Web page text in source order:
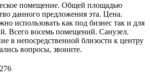
помещение. Общей площадью
данного предложения эта. Цена.
использовать как под бизнес так и для
Всего восемь помещений. Санузел.
в непосредственной близости к центру
вопросы, звоните.